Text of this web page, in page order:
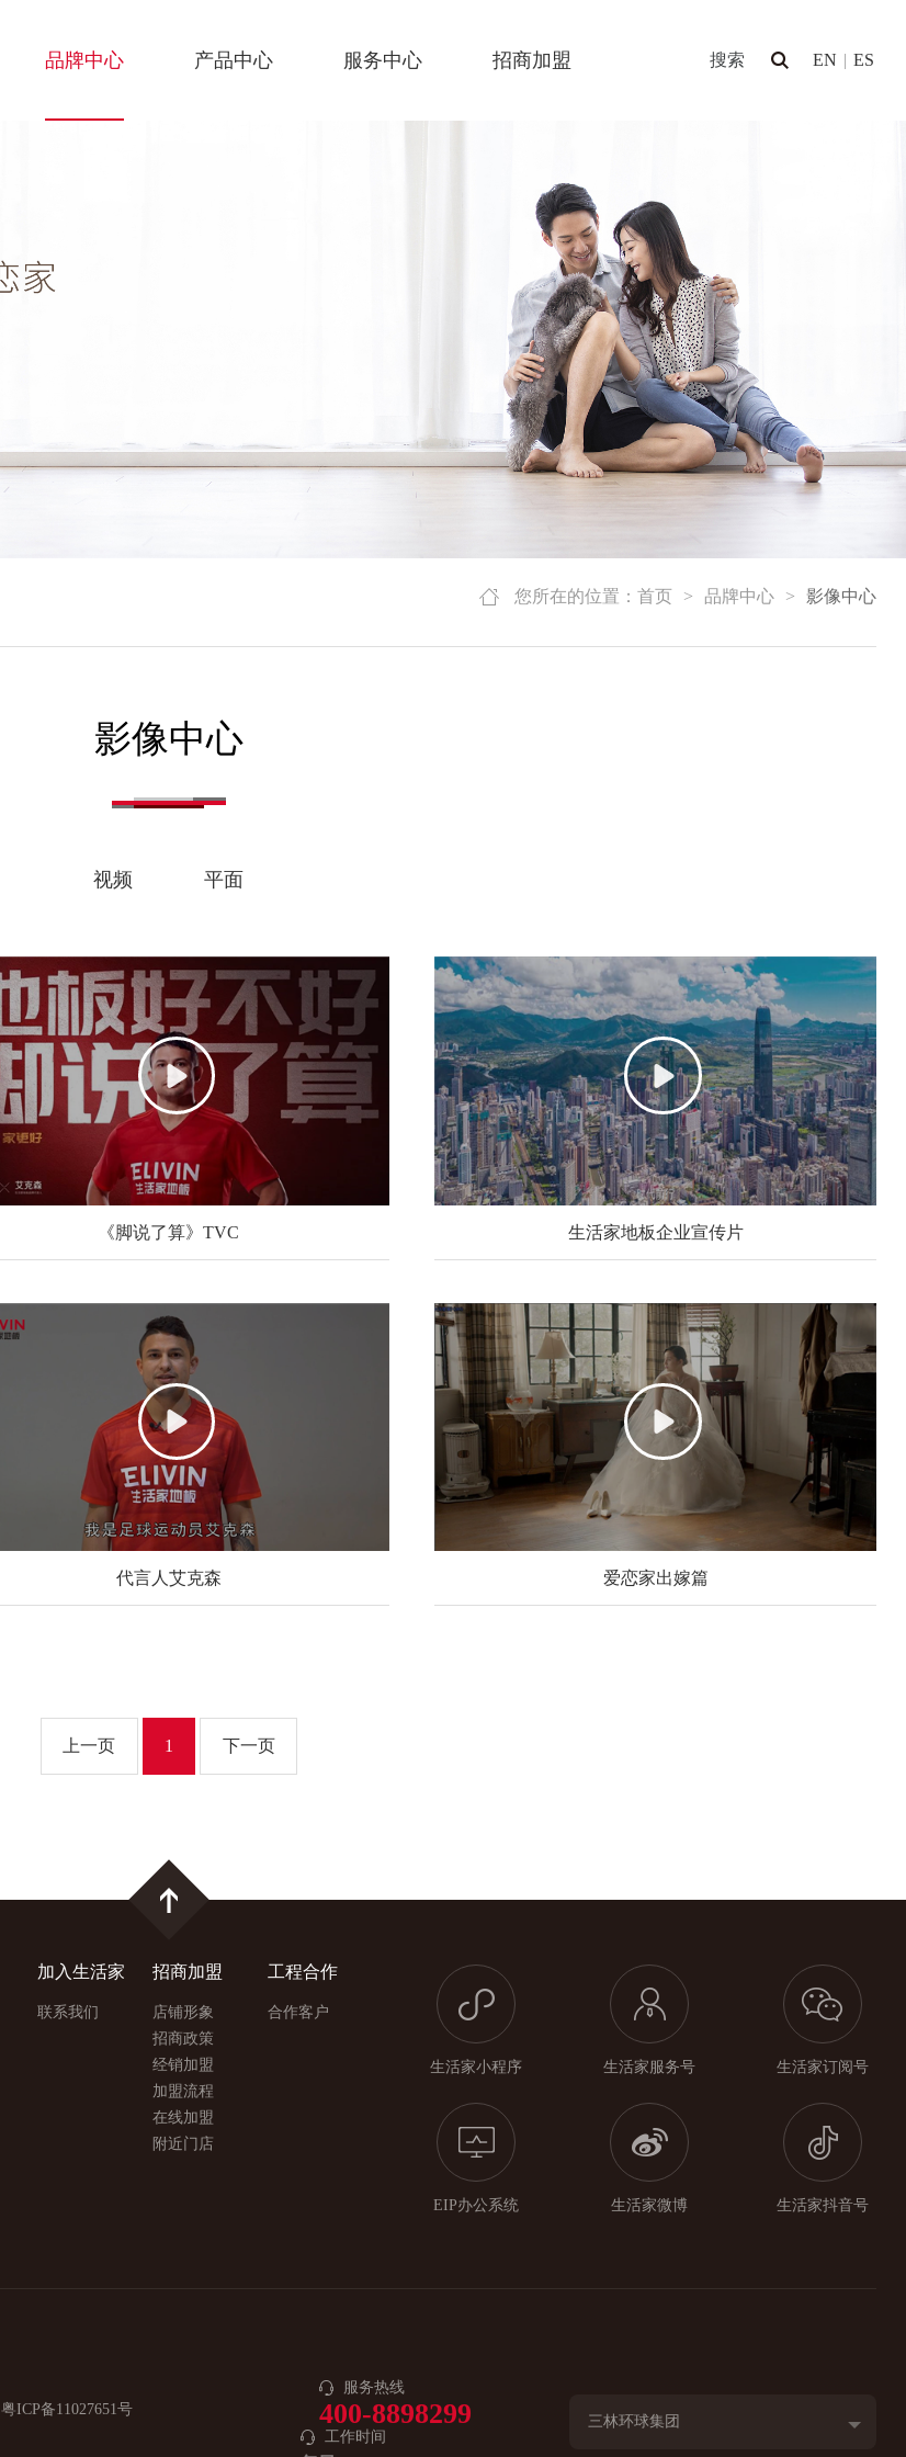
EN | ES
品牌中心 产品中心 服务中心 招商加盟
您所在的位置：首页 > 品牌中心 > 影像中心
影像中心
视频 平面
《脚说了算》TVC 生活家地板企业宣传片
代言人艾克森 爱恋家出嫁篇
上一页 1 下一页
服务热线
400-8898299
工作时间
生活家小程序 生活家服务号 生活家订阅号
EIP办公系统 生活家微博 生活家抖音号
加入生活家
联系我们
招商加盟
店铺形象
招商政策
经销加盟
加盟流程
在线加盟
附近门店
工程合作
合作客户
三林环球集团
粤ICP备11027651号